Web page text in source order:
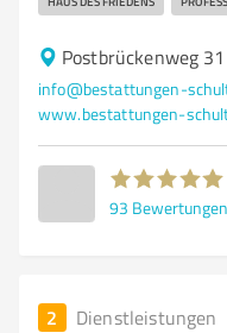
Postbrückenweg
info@bestattungen-
93 Bewertungen
2 Dienstleistungen